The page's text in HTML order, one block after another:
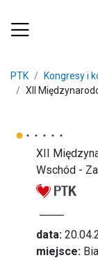
PTK
Kongresy i
XII
XII
Wschód -
data:
miejsce: